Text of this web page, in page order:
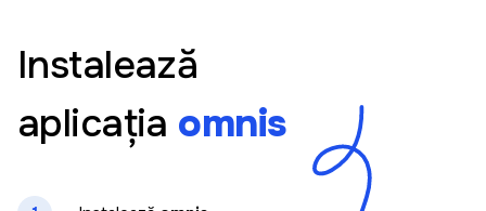
Aplicația este foarte ușor de folosit. Totul este
clar și doar în cateva clickuri am putut sa cumpar
o asigurare pentru mașina mea. Am căutat demult
o astfel de soluție care să-mi permită să aleg într-
un singur loc între mai mulți vinzatori de asigurari
fara a fi necesara prezenta mea fizica. Recomand
Instalează
aplicația omnis